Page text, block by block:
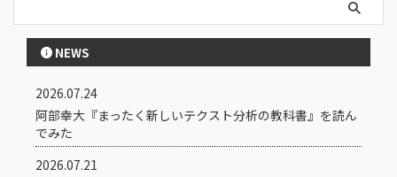
NEWS
2026.07.24
阿部幸大『まったく新しいテクスト分析の教科書』を読ん
でみた
2026.07.21